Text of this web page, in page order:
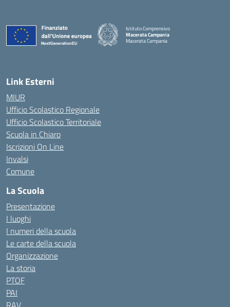
Istituto Comprensivo
Macerata Campania
Macerata Campania
— Visita la pagina iniziale della scuola
Link Esterni
MIUR
Ufficio Scolastico Regionale
Ufficio Scolastico Territoriale
Scuola in Chiaro
Iscrizioni On Line
Invalsi
Comune
La Scuola
Presentazione
I luoghi
I numeri della scuola
Le carte della scuola
Organizzazione
La storia
PTOF
PAI